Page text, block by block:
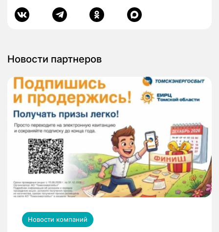
Новости партнеров
Новости компаний